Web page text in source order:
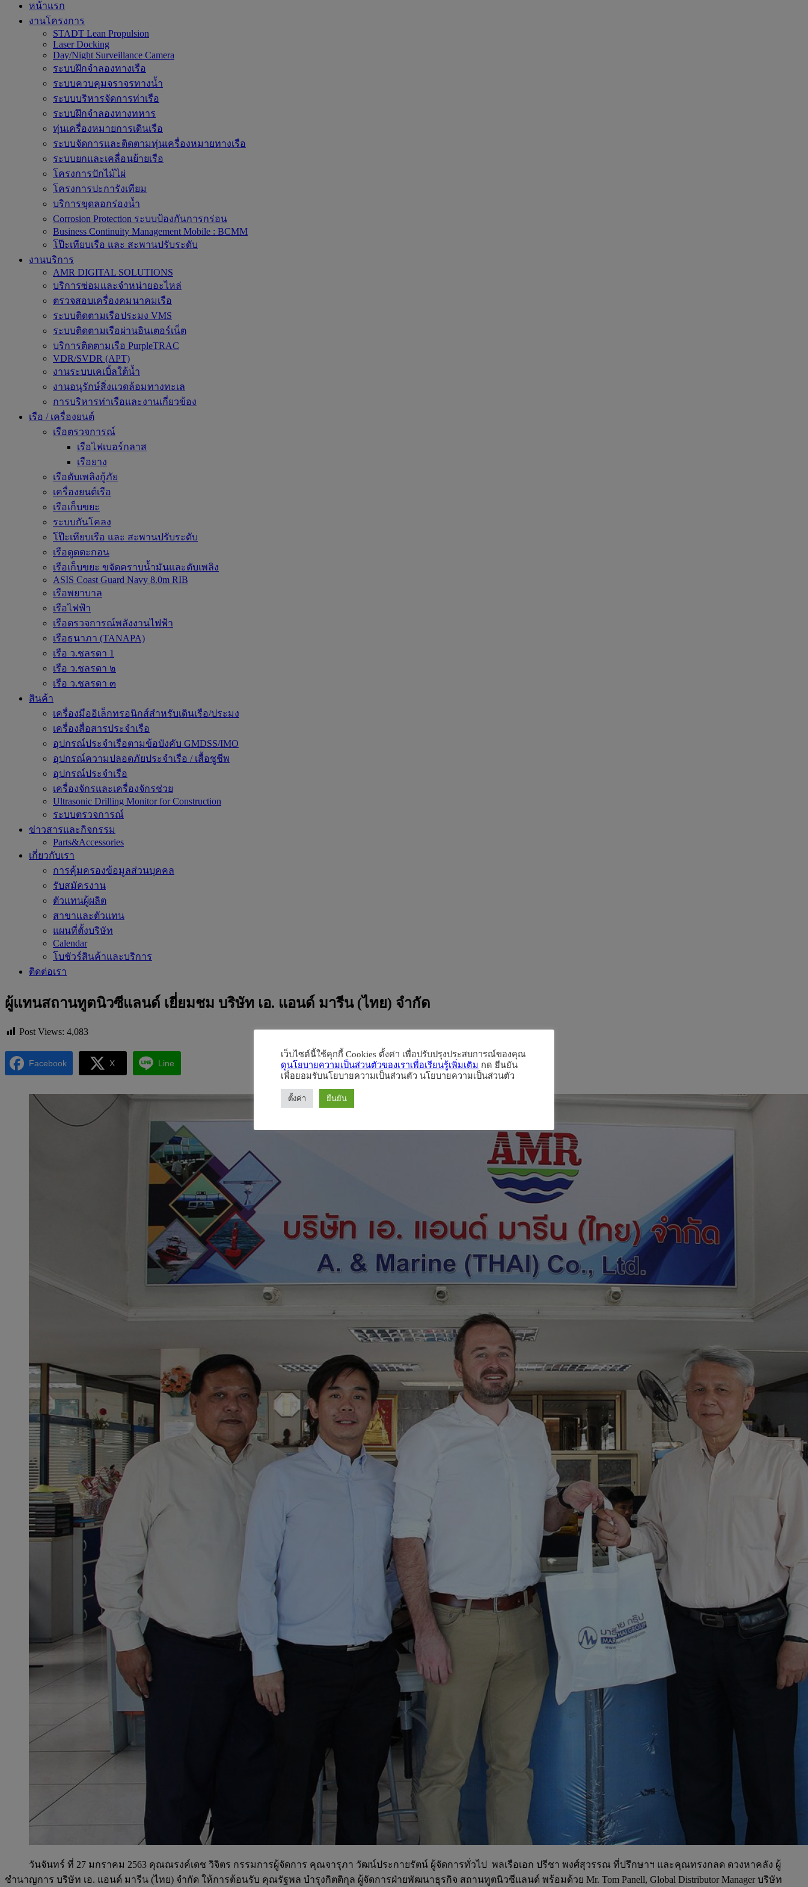
หน้าแรก
งานโครงการ
STADT Lean Propulsion
Laser Docking
Day/Night Surveillance Camera
ระบบฝึกจำลองทางเรือ
ระบบควบคุมจราจรทางน้ำ
ระบบบริหารจัดการท่าเรือ
ระบบฝึกจำลองทางทหาร
ทุ่นเครื่องหมายการเดินเรือ
ระบบจัดการและติดตามทุ่นเครื่องหมายทางเรือ
ระบบยกและเคลื่อนย้ายเรือ
โครงการปักไม้ไผ่
โครงการปะการังเทียม
บริการขุดลอกร่องน้ำ
Corrosion Protection ระบบป้องกันการกร่อน
Business Continuity Management Mobile : BCMM
โป๊ะเทียบเรือ และ สะพานปรับระดับ
งานบริการ
AMR DIGITAL SOLUTIONS
บริการซ่อมและจำหน่ายอะไหล่
ตรวจสอบเครื่องคมนาคมเรือ
ระบบติดตามเรือประมง VMS
ระบบติดตามเรือผ่านอินเตอร์เน็ต
บริการติดตามเรือ PurpleTRAC
VDR/SVDR (APT)
งานระบบเคเบิ้ลใต้น้ำ
งานอนุรักษ์สิ่งแวดล้อมทางทะเล
การบริหารท่าเรือและงานเกี่ยวข้อง
เรือ / เครื่องยนต์
เรือตรวจการณ์
เรือไฟเบอร์กลาส
เรือยาง
เรือดับเพลิงกู้ภัย
เครื่องยนต์เรือ
เรือเก็บขยะ
ระบบกันโคลง
โป๊ะเทียบเรือ และ สะพานปรับระดับ
เรือดูดตะกอน
เรือเก็บขยะ ขจัดคราบน้ำมันและดับเพลิง
ASIS Coast Guard Navy 8.0m RIB
เรือพยาบาล
เรือไฟฟ้า
เรือตรวจการณ์พลังงานไฟฟ้า
เรือธนาภา (TANAPA)
เรือ ว.ชลรดา 1
เรือ ว.ชลรดา ๒
เรือ ว.ชลรดา ๓
สินค้า
เครื่องมืออิเล็กทรอนิกส์สำหรับเดินเรือ/ประมง
เครื่องสื่อสารประจำเรือ
อุปกรณ์ประจำเรือตามข้อบังคับ GMDSS/IMO
อุปกรณ์ความปลอดภัยประจำเรือ / เสื้อชูชีพ
อุปกรณ์ประจำเรือ
เครื่องจักรและเครื่องจักรช่วย
Ultrasonic Drilling Monitor for Construction
ระบบตรวจการณ์
ข่าวสารและกิจกรรม
Parts&Accessories
เกี่ยวกับเรา
การคุ้มครองข้อมูลส่วนบุคคล
รับสมัครงาน
ตัวแทนผู้ผลิต
สาขาและตัวแทน
แผนที่ตั้งบริษัท
Calendar
โบชัวร์สินค้าและบริการ
ติดต่อเรา
ผู้แทนสถานทูตนิวซีแลนด์ เยี่ยมชม บริษัท เอ. แอนด์ มารีน (ไทย) จำกัด
Post Views: 4,083
Facebook X Line
วันจันทร์ ที่ 27 มกราคม 2563 คุณณรงค์เดช วิจิตร กรรมการผู้จัดการ คุณจารุภา วัฒน์ประกายรัตน์ ผู้จัดการทั่วไป พลเรือเอก ปรีชา พงศ์สุวรรณ ที่ปรึกษาฯ และคุณทรงกลด ดวงหาคลัง ผู้
ชำนาญการ บริษัท เอ. แอนด์ มารีน (ไทย) จำกัด ให้การต้อนรับ คุณรัฐพล บำรุงกิตติกุล ผู้จัดการฝ่ายพัฒนาธุรกิจ สถานทูตนิวซีแลนด์ พร้อมด้วย Mr. Tom Panell, Global Distributor Manager บริษัท
เว็บไซต์นี้ใช้คุกกี้ Cookies ตั้งค่า เพื่อปรับปรุงประสบการณ์ของคุณ
ดูนโยบายความเป็นส่วนตัวของเราเพื่อเรียนรู้เพิ่มเติม กด ยืนยัน
เพื่อยอมรับนโยบายความเป็นส่วนตัว นโยบายความเป็นส่วนตัว
ตั้งค่า ยืนยัน